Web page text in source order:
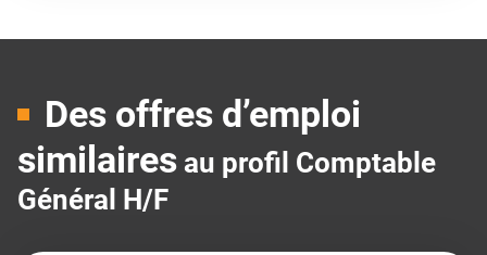
Des offres d’emploi
similaires au profil Comptable
Général H/F